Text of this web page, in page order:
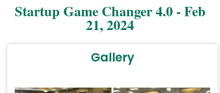
Startup Game Changer 4.0 - Feb
21, 2024
Gallery